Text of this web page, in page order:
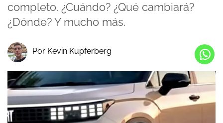
completo. ¿Cuándo? ¿Qué cambiará?
¿Dónde? Y mucho más.
Por Kevin Kupferberg